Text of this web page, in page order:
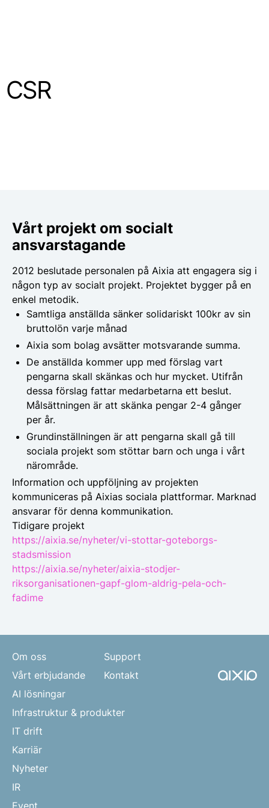
CSR
Vårt projekt om socialt
ansvarstagande
2012 beslutade personalen på Aixia att engagera sig i
någon typ av socialt projekt. Projektet bygger på en
enkel metodik.
Samtliga anställda sänker solidariskt 100kr av sin
bruttolön varje månad
Aixia som bolag avsätter motsvarande summa.
De anställda kommer upp med förslag vart
pengarna skall skänkas och hur mycket. Utifrån
dessa förslag fattar medarbetarna ett beslut.
Målsättningen är att skänka pengar 2-4 gånger
per år.
Grundinställningen är att pengarna skall gå till
sociala projekt som stöttar barn och unga i vårt
närområde.
Information och uppföljning av projekten
kommuniceras på Aixias sociala plattformar. Marknad
ansvarar för denna kommunikation.
Tidigare projekt
https://aixia.se/nyheter/vi-stottar-goteborgs-
stadsmission
https://aixia.se/nyheter/aixia-stodjer-
riksorganisationen-gapf-glom-aldrig-pela-och-
fadime
Om oss
Vårt erbjudande
AI lösningar
Infrastruktur & produkter
IT drift
Karriär
Nyheter
IR
Event
Support
Kontakt